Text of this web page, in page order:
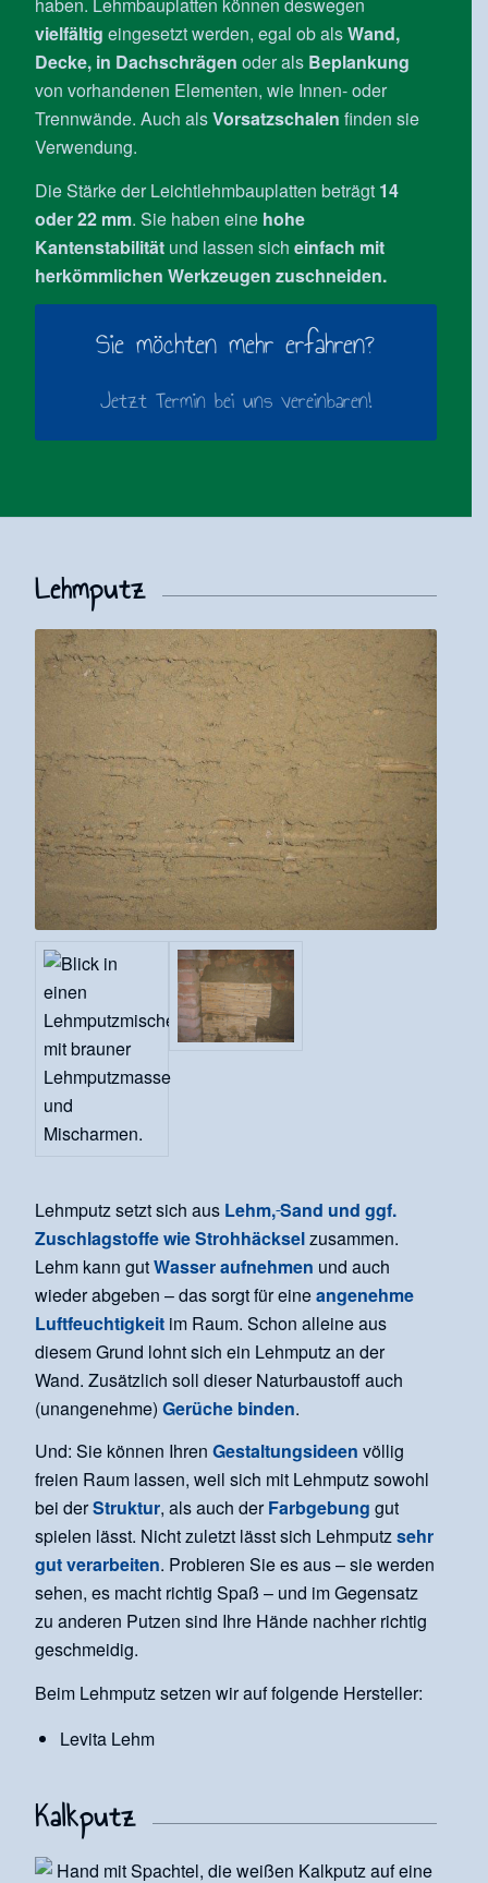
haben. Lehmbauplatten können deswegen
vielfältig eingesetzt werden, egal ob alsWand,
Decke, in Dachschrägen oder als Beplankung
von vorhandenen Elementen, wie Innen- oder
Trennwände. Auch alsVorsatzschalen finden sie
Verwendung.
Die Stärke der Leichtlehmbauplatten beträgt 14
oder 22 mm. Sie haben eine hohe
Kantenstabilität und lassen sicheinfach mit
herkömmlichen Werkzeugen zuschneiden.
Sie möchten mehr erfahren?
Jetzt Termin bei uns vereinbaren!
Lehmputz
Lehmputz setzt sich aus Lehm,Sand und ggf.
Zuschlagstoffe wie Strohhäckselzusammen.
Lehm kann gutWasser aufnehmen und auch
wieder abgeben – das sorgt für eineangenehme
Luftfeuchtigkeit im Raum. Schon alleine aus
diesem Grund lohnt sich ein Lehmputz an der
Wand. Zusätzlich soll dieser Naturbaustoff auch
(unangenehme)Gerüche binden.
Und: Sie können IhrenGestaltungsideen völlig
freien Raum lassen, weil sich mit Lehmputz sowohl
bei derStruktur, als auch derFarbgebung gut
spielen lässt. Nicht zuletzt lässt sich Lehmputzsehr
gut verarbeiten. Probieren Sie es aus – sie werden
sehen, es macht richtig Spaß – und im Gegensatz
zu anderen Putzen sind Ihre Hände nachher richtig
geschmeidig.
Beim Lehmputz setzen wir auf folgende Hersteller:
Levita Lehm
Kalkputz